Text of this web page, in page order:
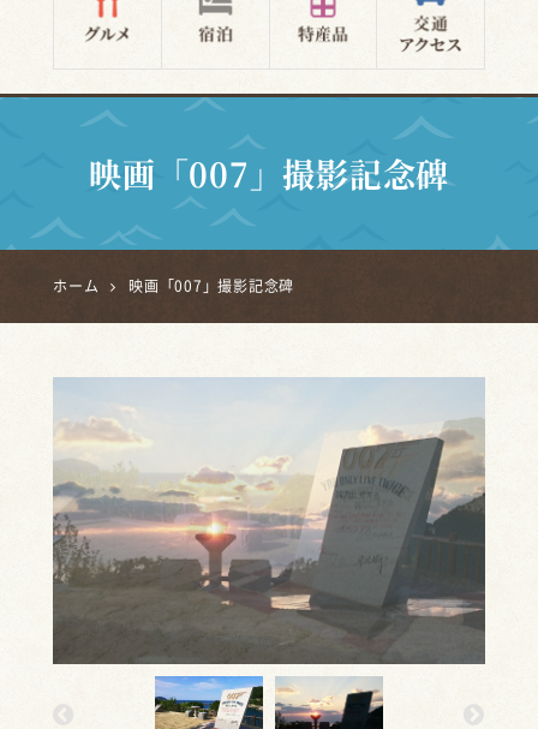
映画「007」撮影記念碑
ホーム 映画「007」撮影記念碑